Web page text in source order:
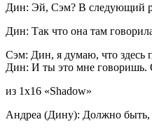
Дин: Эй, Сэм? В следующий
Дин: Так что она там
Сэм: Дин, я думаю, что здесь
Дин: И ты это мне говоришь.
из 1х16 «Shadow»
Андреа (Дину): Должно быть,